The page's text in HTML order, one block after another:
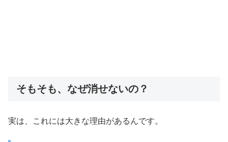
そもそも、なぜ消せないの？
実は、これには大きな理由があるんです。